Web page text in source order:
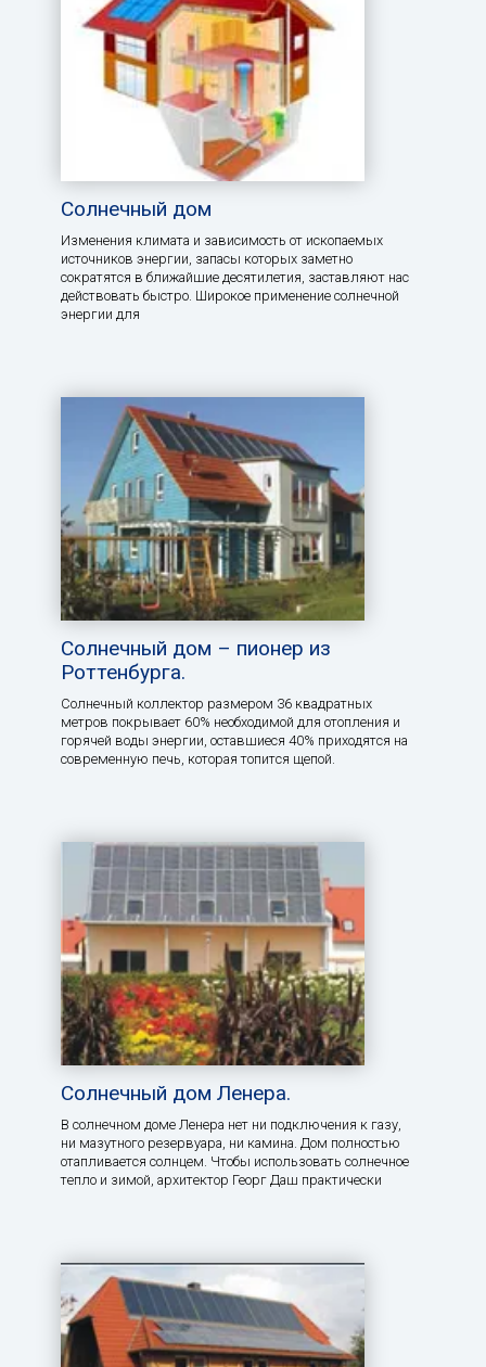
Солнечный дом
Изменения климата и зависимость от ископаемых
источников энергии, запасы которых заметно
сократятся в ближайшие десятилетия, заставляют нас
действовать быстро. Широкое применение солнечной
энергии для
Солнечный дом – пионер из
Роттенбурга.
Солнечный коллектор размером 36 квадратных
метров покрывает 60% необходимой для отопления и
горячей воды энергии, оставшиеся 40% приходятся на
современную печь, которая топится щепой.
Солнечный дом Ленера.
В солнечном доме Ленера нет ни подключения к газу,
ни мазутного резервуара, ни камина. Дом полностью
отапливается солнцем. Чтобы использовать солнечное
тепло и зимой, архитектор Георг Даш практически